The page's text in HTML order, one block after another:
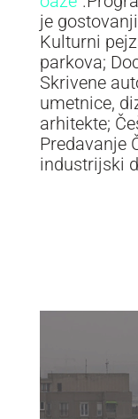
je
Kulturni
parkova;
Skrivene
umetnice,
arhitekte;
Predavanje
industrijski